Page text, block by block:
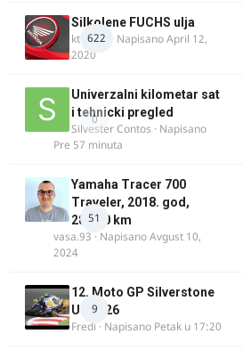
622
Silkolene FUCHS ulja
ktm600 · NapisanoApril 12,
2020
0
Univerzalni kilometar sat
i tehnicki pregled
Silvester Contos · Napisano
Pre 57 minuta
51
Yamaha Tracer 700
Traveler, 2018. god,
28.100 km
vasa.93 · NapisanoAvgust 10,
2024
9
12. Moto GP Silverstone
UK 2026
Fredi · Napisano Petak u 17:20